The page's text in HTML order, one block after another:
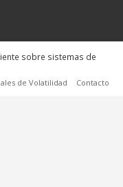
sobre sistemas de
de Volatilidad Contacto